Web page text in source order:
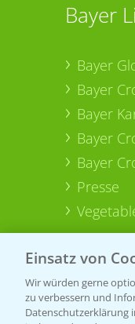
Bayer
Bayer
Bayer
Bayer
Bayer
Bayer
Presse
Einsatz von
Wir würden gerne
zu verbessern und
Datenschutzerklärung